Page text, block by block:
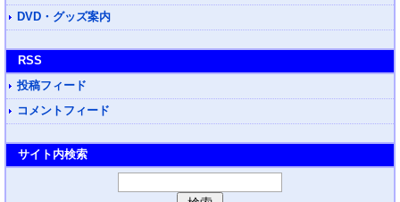
DVD・グッズ案内
RSS
投稿フィード
コメントフィード
サイト内検索